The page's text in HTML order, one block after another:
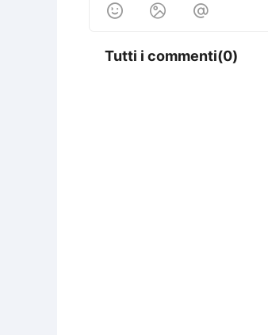
  
Tutti i commenti(0)